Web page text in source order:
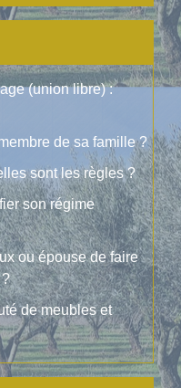
(union libre) :
de sa famille ?
sont les règles ?
son régime
ou épouse de faire
de meubles et